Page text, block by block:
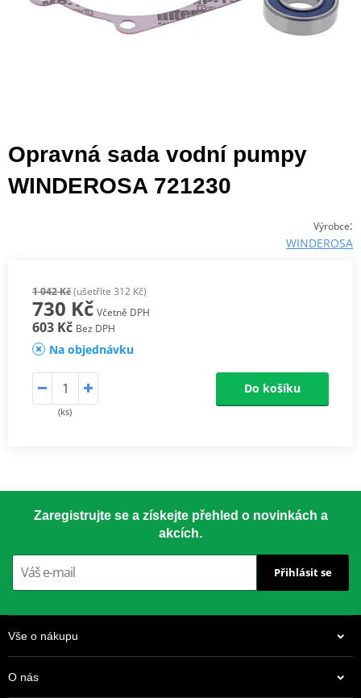
Opravná sada vodní pumpy
WINDEROSA 721230
Výrobce:
WINDEROSA
1 042 Kč(ušetříte 312 Kč)
730 Kč Včetně DPH
603 Kč Bez DPH
Na objednávku
(ks)
Do košíku
Zaregistrujte se a získejte přehled o novinkách a
akcích.
Přihlásit se
Vše o nákupu
O nás